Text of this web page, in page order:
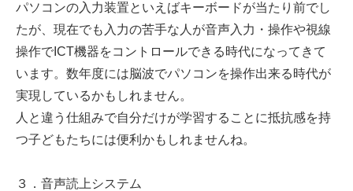
パソコンの入力装置といえばキーボードが当たり前でし
たが、現在でも入力の苦手な人が音声入力・操作や視線
操作でICT機器をコントロールできる時代になってきて
います。数年度には脳波でパソコンを操作出来る時代が
実現しているかもしれません。
人と違う仕組みで自分だけが学習することに抵抗感を持
つ子どもたちには便利かもしれませんね。
３．音声読上システム